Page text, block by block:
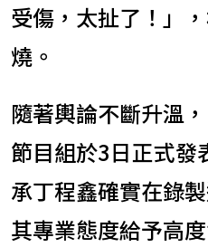
受傷，太扯了！」
燒。
隨著輿論不斷升溫
節目組於3日正式發
承丁程鑫確實在錄
其專業態度給予高